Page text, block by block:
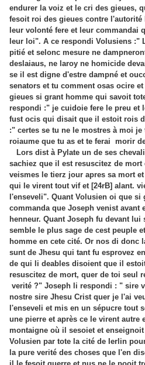
endurer la voiz et le cri des gieues,
fesoit roi des gieues contre
leur volonté fere et leur commandai
leur loi". A ce respondi Volusiens :"
pitié et selonc mesure ne
deslaiaus, ne laroy ne homicide
se il est digne d'estre dampné et
senators et tu comment osas ocire
gieues si grant homme qui savoit
respondi :" je cuidoie fere le preu et
fust ocis qui disait que il estoit rois
:" certes se tu ne le mostres à moi
roiaume que tu as et te ferai morir
Lors dist à Pylate un de ses
sachiez que il est resuscitez de
veismes le tierz jour apres sa mort
qui le virent tout vif et [24rB] alant.
l'enseveli". Quant Volusien oi que si
commanda que Joseph venist avant
henneur. Quant Joseph fu devant
semble le plus sage de cest peuple
homme en cete cité. Or nos di donc
sunt de Jhesu qui tant fu esprovez
de qui li deables disoient que il
resuscitez de mort, quer de toi seul
verité ?" Joseph li respondi : " sire
nostre sire Jhesu Crist quer je l'ai
l'enseveli et mis en un sépucre tout
une pierre et après ce le virent autre
montaigne où il sesoiet et
Volusien par tote la cité de Ierlin
la pure verité des choses que l'en